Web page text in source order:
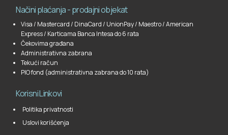
Načini plaćanja - prodajni objekat
Visa / Mastercard / DinaCard / UnionPay / Maestro / American
Express / Karticama Banca Intesa do 6 rata
Čekovima građana
Administrativna zabrana
Tekući račun
PIO fond (administrativna zabrana do 10 rata)
Korisni Linkovi
Politika privatnosti
Uslovi korišćenja